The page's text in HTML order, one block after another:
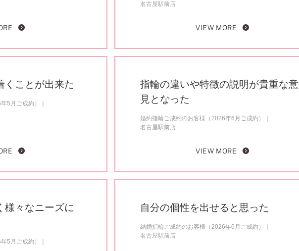
名古屋駅前店
VIEW MORE
くことが出来た
5月ご成約）
指輪の違いや特徴の説明が貴重な意
見となった
婚約指輪ご成約のお客様（2026年6月ご成約）
名古屋駅前店
VIEW MORE
様々なニーズに
5月ご成約）
自分の個性を出せると思った
結婚指輪ご成約のお客様（2026年6月ご成約）
名古屋駅前店